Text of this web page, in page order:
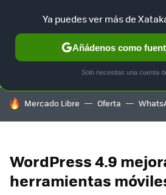
SELECCIÓN GAMING HOME
HOY SE HABLA DE
Mercado Libre Oferta
WordPress 4.9
herramientas
Ya puedes ver más de
Añádenos como
Solo necesitas una cuenta